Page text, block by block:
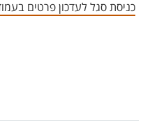
כניסת סגל לעדכון פרטים